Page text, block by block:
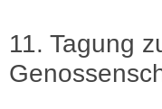
11. Tagung